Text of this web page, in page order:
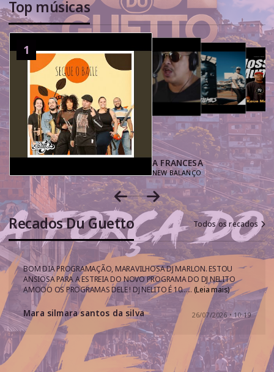
Top músicas
1
A FRANCESA
NEW BALANÇO
3
Recados Du Guetto Todos os recados
Mara silmara santos da silva 26/07/2026 • 10:19
BOM DIA PROGRAMAÇÃO, MARAVILHOSA DJ MARLON. ESTOU
ANSIOSA PARA A ESTREIA DO NOVO PROGRAMA DO DJ NELITO
AMOOO OS PROGRAMAS DELE ! DJ NELITO É 10...... (Leia mais)